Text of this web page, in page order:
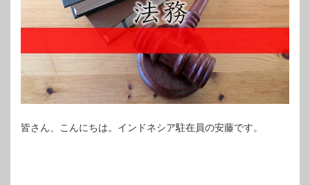
皆さん、こんにちは。インドネシア駐在員の安藤です。